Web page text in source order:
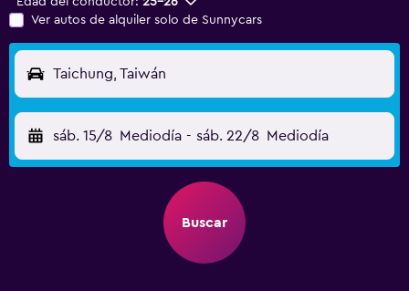
Ver autos de alquiler solo de Sunnycars
Taichung, Taiwán
sáb. 15/8 Mediodía - sáb. 22/8 Mediodía
Buscar